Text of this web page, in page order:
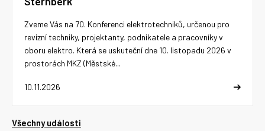
10.11.2026
Zveme Vás na 70. Konferenci elektrotechniků, určenou pro
revizní techniky, projektanty, podnikatele a pracovníky v
oboru elektro. Která se uskuteční dne 10. listopadu 2026 v
prostorách MKZ (Městské...
Všechny události